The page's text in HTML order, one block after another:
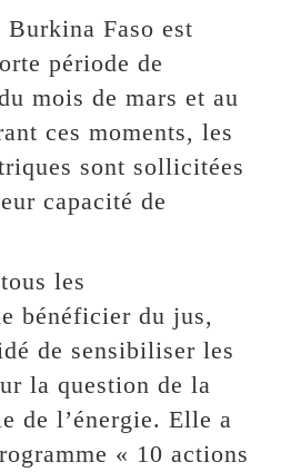
Burkina Faso est
période de
mois de mars et au
ces moments, les
sont sollicitées
capacité de
les
bénéficier du jus,
de sensibiliser les
la question de la
de l’énergie. Elle a
« 10 actions